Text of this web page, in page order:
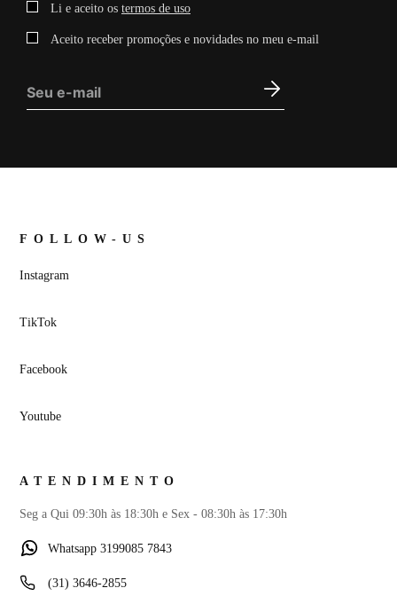
FOLLOW-US
Instagram
TikTok
Facebook
Youtube
ATENDIMENTO
Seg a Qui 09:30h às 18:30h e Sex - 08:30h às 17:30h
Whatsapp 3199085 7843
(31) 3646-2855
Li e aceito os termos de uso
Aceito receber promoções e novidades no meu e-mail